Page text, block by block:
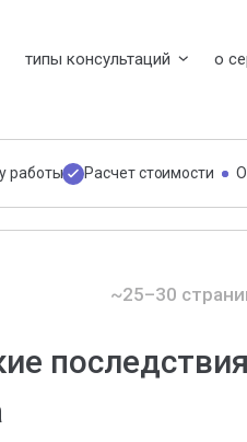
типы консультаций о
работы Расчет стоимости
~25–30
последствия